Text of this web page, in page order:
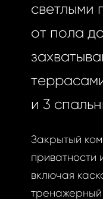
светлыми
от пола
и 3
Закрытый
приватности
включая
тренажерный